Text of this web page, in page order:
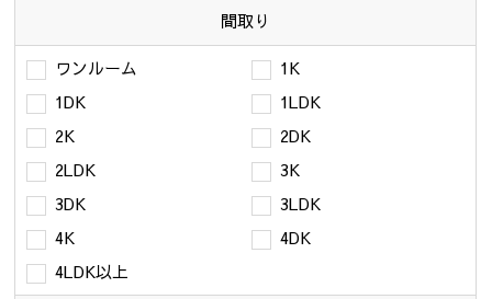
間取り
ワンルーム
1K
1DK
1LDK
2K
2DK
2LDK
3K
3DK
3LDK
4K
4DK
4LDK以上